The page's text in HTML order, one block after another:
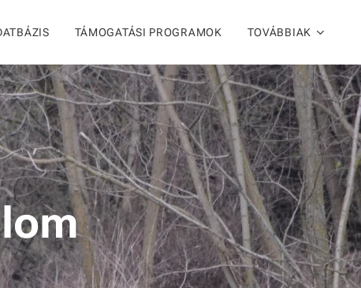
TÁMOGATÁSI PROGRAMOK TOVÁBBIAK